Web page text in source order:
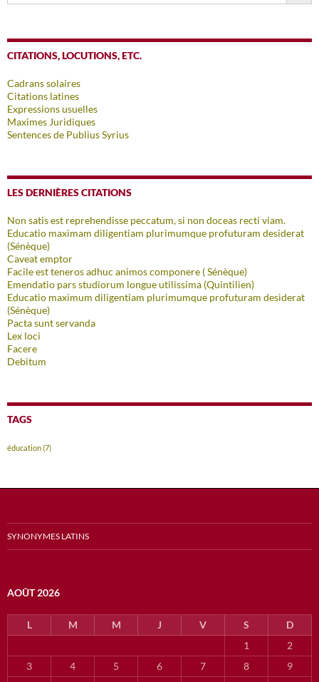
CITATIONS, LOCUTIONS, ETC.
Cadrans solaires
Citations latines
Expressions usuelles
Maximes Juridiques
Sentences de Publius Syrius
LES DERNIÈRES CITATIONS
Non satis est reprehendisse peccatum, si non doceas recti viam.
Educatio maximam diligentiam plurimumque profuturam desiderat
(Sénèque)
Caveat emptor
Facile est teneros adhuc animos componere ( Sénèque)
Emendatio pars studiorum longue utilissima (Quintilien)
Educatio maximum diligentiam plurimumque profuturam desiderat
(Sénèque)
Pacta sunt servanda
Lex loci
Facere
Debitum
TAGS
éducation(7)
SYNONYMES LATINS
AOÛT 2026
L M M J V S
D
1
2
3
4 5 6 7 8
9